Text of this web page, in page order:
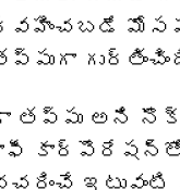
తప్పు అని
ఏ